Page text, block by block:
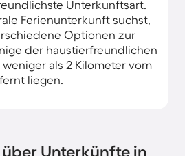
Unterkunftsart.
Ferienunterkunft suchst,
Optionen zur
der haustierfreundlichen
als 2 Kilometer vom
liegen.
Unterkünfte in